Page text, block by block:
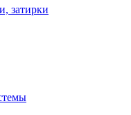
затирки